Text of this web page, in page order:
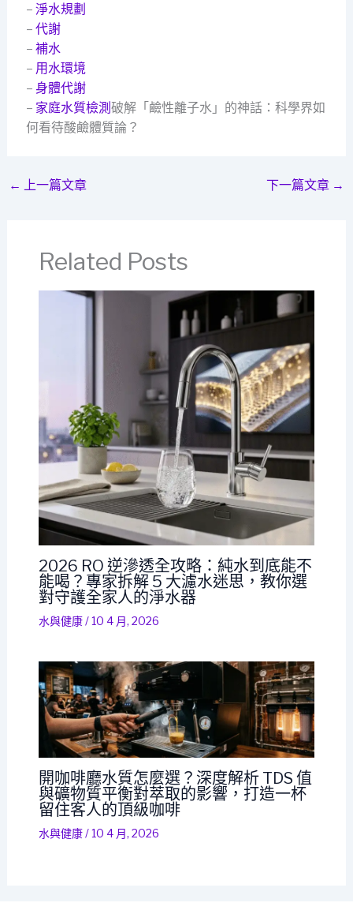
– 淨水規劃
– 代謝
– 補水
– 用水環境
– 身體代謝
– 家庭水質檢測 破解「鹼性離子水」的神話：科學界如
何看待酸鹼體質論？
← 上一篇文章 下一篇文章 →
Related Posts
2026 RO 逆滲透全攻略：純水到底能不
能喝？專家拆解 5 大濾水迷思，教你選
對守護全家人的淨水器
水與健康/10 4 月, 2026
開咖啡廳水質怎麼選？深度解析 TDS 值
與礦物質平衡對萃取的影響，打造一杯
留住客人的頂級咖啡
水與健康/10 4 月, 2026